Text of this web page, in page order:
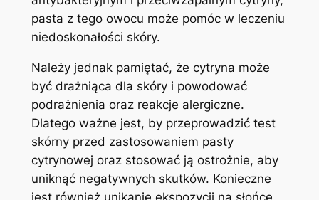
pasta z tego owocu ​może pomóc ⁣w leczeniu
niedoskonałości skóry.
Należy jednak⁤ pamiętać, że​ cytryna może
być drażniąca dla skóry⁤ i powodować
podrażnienia oraz ‍reakcje alergiczne.
Dlatego ważne⁢ jest, by⁣ przeprowadzić test
skórny przed zastosowaniem pasty
cytrynowej oraz stosować ją ostrożnie, ⁣aby
uniknąć negatywnych‍ skutków. Konieczne
jest⁣ również unikanie ekspozycji na słońce